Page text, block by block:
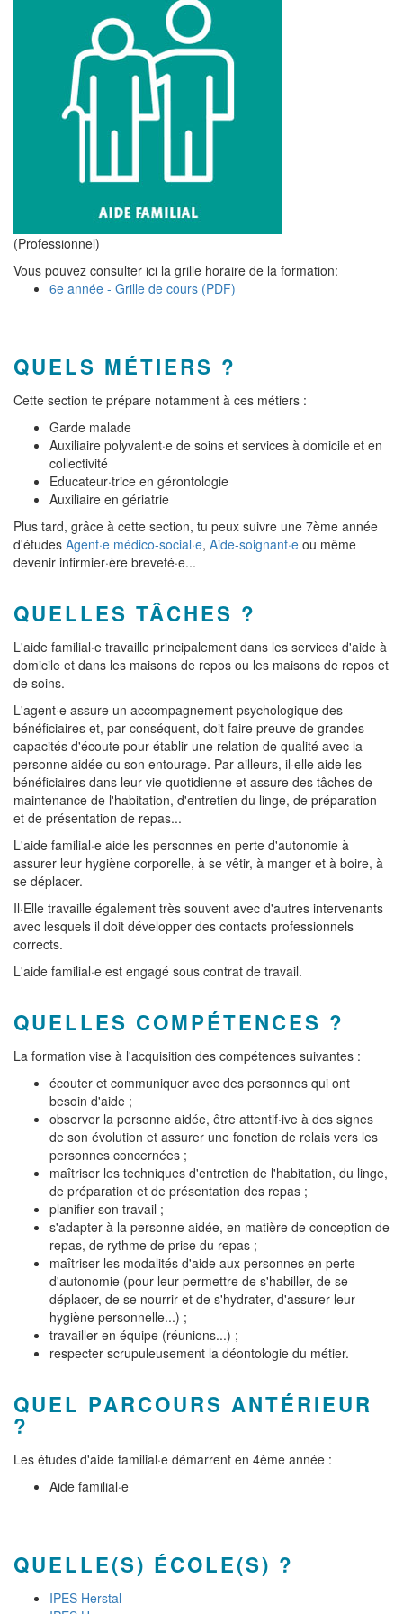
(Professionnel)
Vous pouvez consulter ici la grille horaire de la formation:
6e année - Grille de cours (PDF)
QUELS MÉTIERS ?
Cette section te prépare notamment à ces métiers :
Garde malade
Auxiliaire polyvalent·e de soins et services à domicile et en
collectivité
Educateur·trice en gérontologie
Auxiliaire en gériatrie
Plus tard, grâce à cette section, tu peux suivre une 7ème année
d'études Agent·e médico-social·e, Aide-soignant·e ou même
devenir infirmier·ère breveté·e...
QUELLES TÂCHES ?
L'aide familial·e travaille principalement dans les services d'aide à
domicile et dans les maisons de repos ou les maisons de repos et
de soins.
L'agent·e assure un accompagnement psychologique des
bénéficiaires et, par conséquent, doit faire preuve de grandes
capacités d'écoute pour établir une relation de qualité avec la
personne aidée ou son entourage. Par ailleurs, il·elle aide les
bénéficiaires dans leur vie quotidienne et assure des tâches de
maintenance de l'habitation, d'entretien du linge, de préparation
et de présentation de repas...
L'aide familial·e aide les personnes en perte d'autonomie à
assurer leur hygiène corporelle, à se vêtir, à manger et à boire, à
se déplacer.
Il·Elle travaille également très souvent avec d'autres intervenants
avec lesquels il doit développer des contacts professionnels
corrects.
L'aide familial·e est engagé sous contrat de travail.
QUELLES COMPÉTENCES ?
La formation vise à l'acquisition des compétences suivantes :
écouter et communiquer avec des personnes qui ont
besoin d'aide ;
observer la personne aidée, être attentif·ive à des signes
de son évolution et assurer une fonction de relais vers les
personnes concernées ;
maîtriser les techniques d'entretien de l'habitation, du linge,
de préparation et de présentation des repas ;
planifier son travail ;
s'adapter à la personne aidée, en matière de conception de
repas, de rythme de prise du repas ;
maîtriser les modalités d'aide aux personnes en perte
d'autonomie (pour leur permettre de s'habiller, de se
déplacer, de se nourrir et de s'hydrater, d'assurer leur
hygiène personnelle...) ;
travailler en équipe (réunions...) ;
respecter scrupuleusement la déontologie du métier.
QUEL PARCOURS ANTÉRIEUR
?
Les études d'aide familial·e démarrent en 4ème année :
Aide familial·e
QUELLE(S) ÉCOLE(S) ?
IPES Herstal